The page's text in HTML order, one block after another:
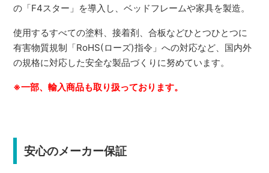
の「F4スター」を導入し、ベッドフレームや家具を製造。
使用するすべての塗料、接着剤、合板などひとつひとつに
有害物質規制「RoHS(ローズ)指令」への対応など、国内外
の規格に対応した安全な製品づくりに努めています。
※一部、輸入商品も取り扱っております。
安心のメーカー保証